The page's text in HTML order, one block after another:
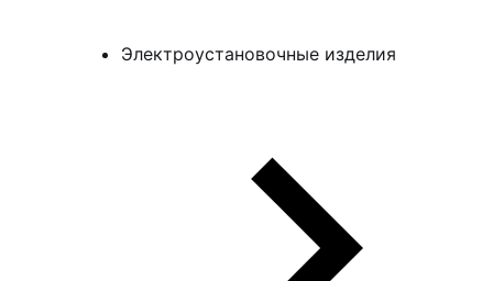
Электроустановочные изделия